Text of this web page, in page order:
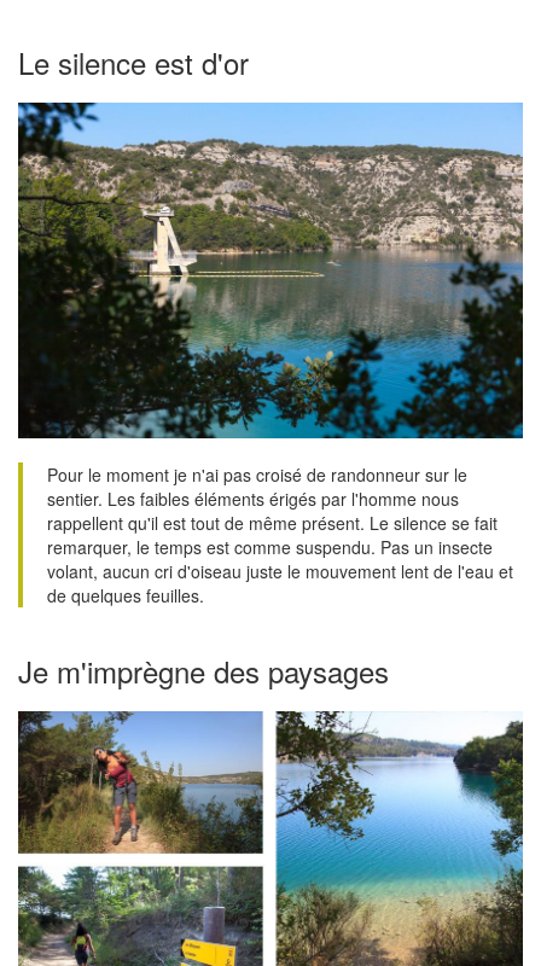
Le silence est d'or
Pour le moment je n'ai pas croisé de randonneur sur le
sentier. Les faibles éléments érigés par l'homme nous
rappellent qu'il est tout de même présent. Le silence se fait
remarquer, le temps est comme suspendu. Pas un insecte
volant, aucun cri d'oiseau juste le mouvement lent de l'eau et
de quelques feuilles.
Je m'imprègne des paysages